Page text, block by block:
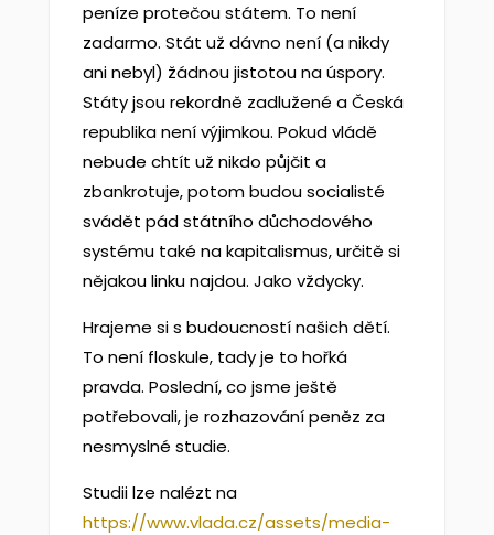
peníze protečou státem. To není
zadarmo. Stát už dávno není (a nikdy
ani nebyl) žádnou jistotou na úspory.
Státy jsou rekordně zadlužené a Česká
republika není výjimkou. Pokud vládě
nebude chtít už nikdo půjčit a
zbankrotuje, potom budou socialisté
svádět pád státního důchodového
systému také na kapitalismus, určitě si
nějakou linku najdou. Jako vždycky.
Hrajeme si s budoucností našich dětí.
To není floskule, tady je to hořká
pravda. Poslední, co jsme ještě
potřebovali, je rozhazování peněz za
nesmyslné studie.
Studii lze nalézt na
https://www.vlada.cz/assets/media-